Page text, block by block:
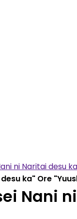
ni Naritai desu
ka" Ore
Nani